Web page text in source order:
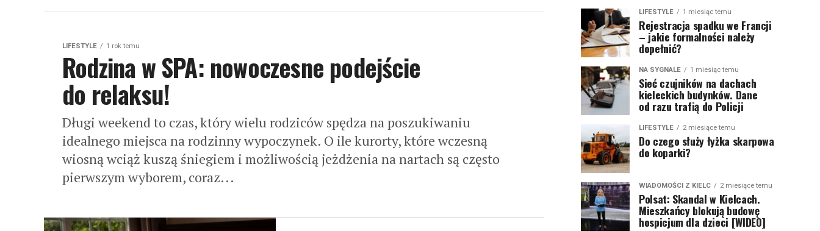
LIFESTYLE 1 rok temu
Rodzina w SPA: nowoczesne podejście
do relaksu!
Długi weekend to czas, który wielu rodziców spędza na poszukiwaniu
idealnego miejsca na rodzinny wypoczynek. O ile kurorty, które wczesną
wiosną wciąż kuszą śniegiem i możliwością jeżdżenia na nartach są często
pierwszym wyborem, coraz...
LIFESTYLE 1 miesiąc temu
Rejestracja spadku we Francji
– jakie formalności należy
dopełnić?
NA SYGNALE 1 miesiąc temu
Sieć czujników na dachach
kieleckich budynków. Dane
od razu trafią do Policji
LIFESTYLE 2 miesiące temu
Do czego służy łyżka skarpowa
do koparki?
WIADOMOŚCI Z KIELC 2 miesiące temu
Polsat: Skandal w Kielcach.
Mieszkańcy blokują budowę
hospicjum dla dzieci [WIDEO]